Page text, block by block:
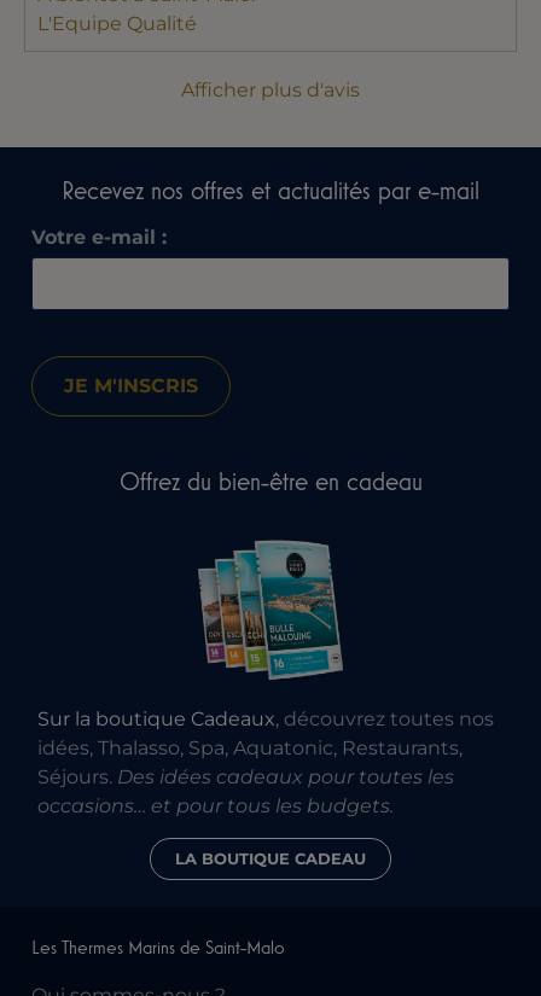
L'Equipe Qualité
Afficher plus d'avis
Offrez du bien-être en cadeau
Sur la boutique Cadeaux, découvrez toutes nos
idées, Thalasso, Spa, Aquatonic, Restaurants,
Séjours. Des idées cadeaux pour toutes les
occasions… et pour tous les budgets.
LA BOUTIQUE CADEAU
Recevez nos offres et actualités par e-mail​
Votre e-mail :
Les Thermes Marins de Saint-Malo